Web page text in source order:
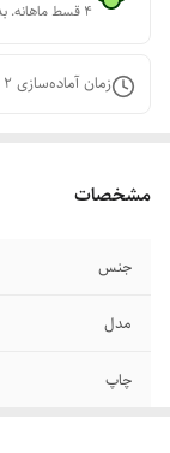
۴ قسط ماهانه. بدون سود، چک و ضامن.
زمان آماده‌سازی 2
مشخصات
جنس
مدل
چاپ